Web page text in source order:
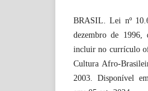
BRASIL. Lei nº
dezembro de 1996,
incluir no currículo
Cultura Afro-
2003. Disponível